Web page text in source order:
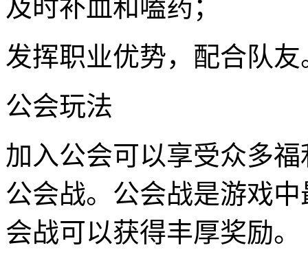
及时补血和嗑药；
发挥职业优势，配合队友
公会玩法
加入公会可以享受众多
公会战。公会战是游戏
会战可以获得丰厚奖励。